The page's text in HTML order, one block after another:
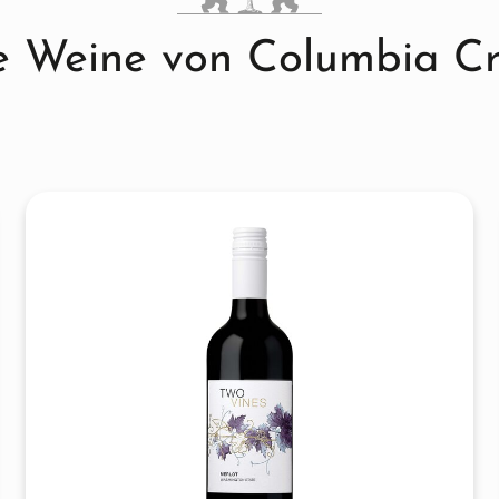
Weine von Columbia